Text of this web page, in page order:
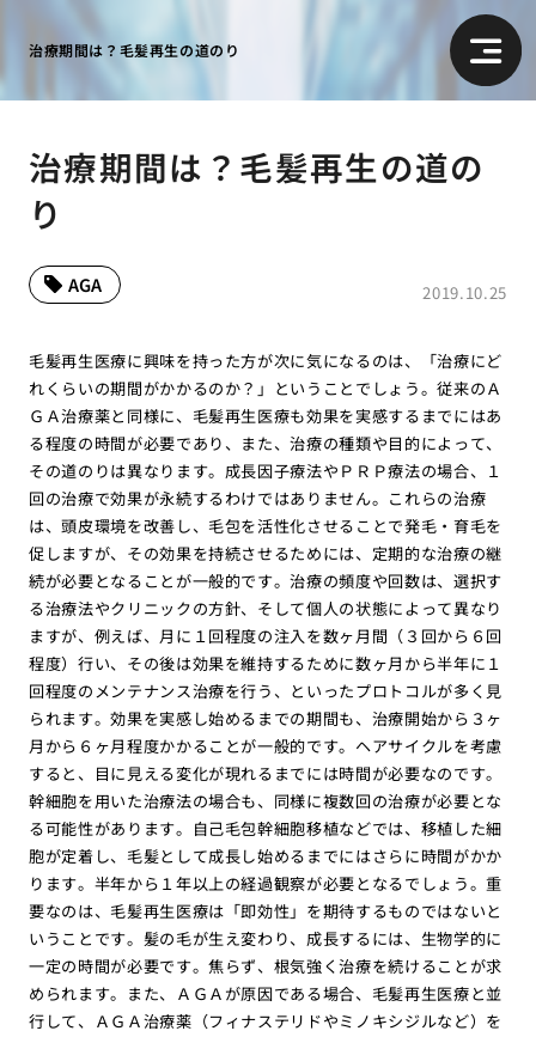
治療期間は？毛髪再生の道のり
治療期間は？毛髪再生の道の
り
2019.10.25
AGA
毛髪再生医療に興味を持った方が次に気になるのは、「治療にど
れくらいの期間がかかるのか？」ということでしょう。従来のＡ
ＧＡ治療薬と同様に、毛髪再生医療も効果を実感するまでにはあ
る程度の時間が必要であり、また、治療の種類や目的によって、
その道のりは異なります。成長因子療法やＰＲＰ療法の場合、１
回の治療で効果が永続するわけではありません。これらの治療
は、頭皮環境を改善し、毛包を活性化させることで発毛・育毛を
促しますが、その効果を持続させるためには、定期的な治療の継
続が必要となることが一般的です。治療の頻度や回数は、選択す
る治療法やクリニックの方針、そして個人の状態によって異なり
ますが、例えば、月に１回程度の注入を数ヶ月間（３回から６回
程度）行い、その後は効果を維持するために数ヶ月から半年に１
回程度のメンテナンス治療を行う、といったプロトコルが多く見
られます。効果を実感し始めるまでの期間も、治療開始から３ヶ
月から６ヶ月程度かかることが一般的です。ヘアサイクルを考慮
すると、目に見える変化が現れるまでには時間が必要なのです。
幹細胞を用いた治療法の場合も、同様に複数回の治療が必要とな
る可能性があります。自己毛包幹細胞移植などでは、移植した細
胞が定着し、毛髪として成長し始めるまでにはさらに時間がかか
ります。半年から１年以上の経過観察が必要となるでしょう。重
要なのは、毛髪再生医療は「即効性」を期待するものではないと
いうことです。髪の毛が生え変わり、成長するには、生物学的に
一定の時間が必要です。焦らず、根気強く治療を続けることが求
められます。また、ＡＧＡが原因である場合、毛髪再生医療と並
行して、ＡＧＡ治療薬（フィナステリドやミノキシジルなど）を